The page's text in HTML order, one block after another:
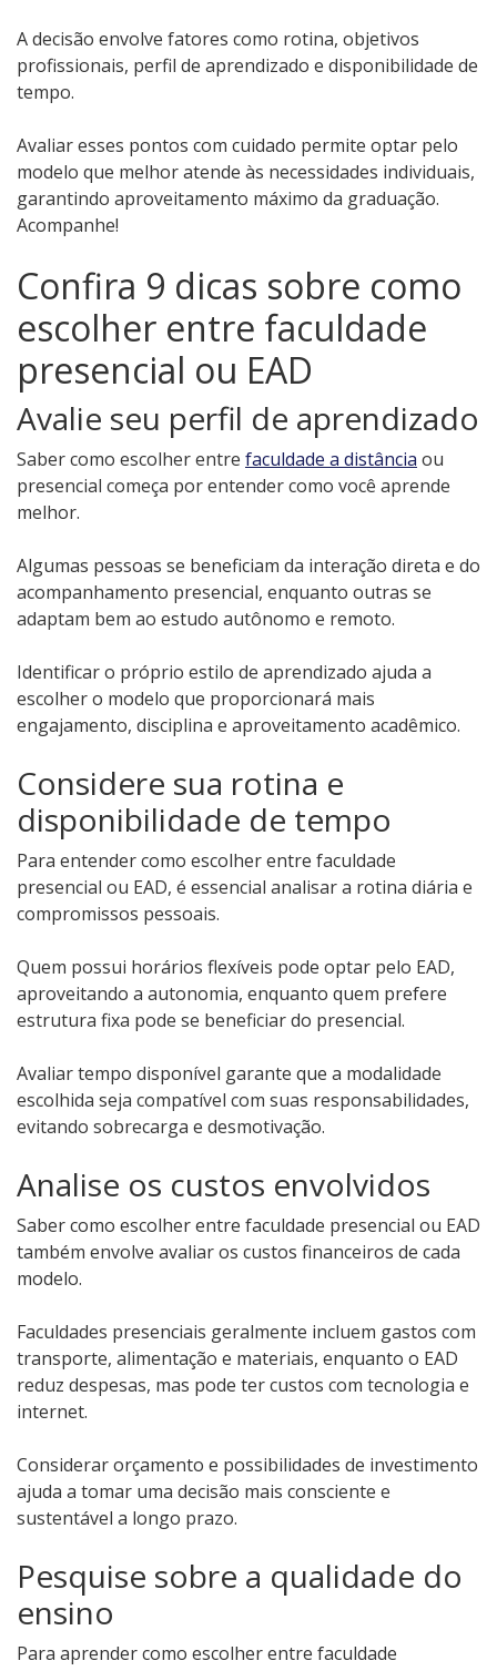
A decisão envolve fatores como rotina, objetivos
profissionais, perfil de aprendizado e disponibilidade de
tempo.
Avaliar esses pontos com cuidado permite optar pelo
modelo que melhor atende às necessidades individuais,
garantindo aproveitamento máximo da graduação.
Acompanhe!
Confira 9 dicas sobre como
escolher entre faculdade
presencial ou EAD
Avalie seu perfil de aprendizado
Saber como escolher entre faculdade a distância ou
presencial começa por entender como você aprende
melhor.
Algumas pessoas se beneficiam da interação direta e do
acompanhamento presencial, enquanto outras se
adaptam bem ao estudo autônomo e remoto.
Identificar o próprio estilo de aprendizado ajuda a
escolher o modelo que proporcionará mais
engajamento, disciplina e aproveitamento acadêmico.
Considere sua rotina e
disponibilidade de tempo
Para entender como escolher entre faculdade
presencial ou EAD, é essencial analisar a rotina diária e
compromissos pessoais.
Quem possui horários flexíveis pode optar pelo EAD,
aproveitando a autonomia, enquanto quem prefere
estrutura fixa pode se beneficiar do presencial.
Avaliar tempo disponível garante que a modalidade
escolhida seja compatível com suas responsabilidades,
evitando sobrecarga e desmotivação.
Analise os custos envolvidos
Saber como escolher entre faculdade presencial ou EAD
também envolve avaliar os custos financeiros de cada
modelo.
Faculdades presenciais geralmente incluem gastos com
transporte, alimentação e materiais, enquanto o EAD
reduz despesas, mas pode ter custos com tecnologia e
internet.
Considerar orçamento e possibilidades de investimento
ajuda a tomar uma decisão mais consciente e
sustentável a longo prazo.
Pesquise sobre a qualidade do
ensino
Para aprender como escolher entre faculdade